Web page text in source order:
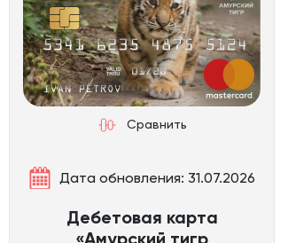
Сравнить
Дата обновления: 31.07.2026
Дебетовая карта
«Амурский тигр